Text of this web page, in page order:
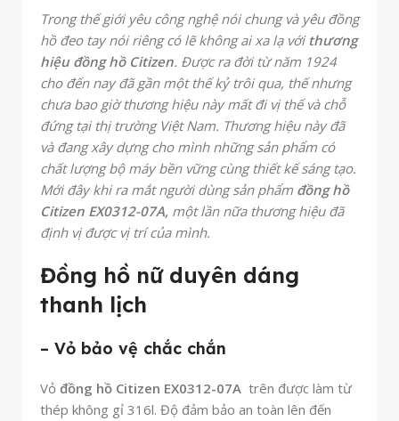
Trong thế giới yêu công nghệ nói chung và yêu đồng
hồ đeo tay nói riêng có lẽ không ai xa lạ với thương
hiệu đồng hồ Citizen. Được ra đời từ năm 1924
cho đến nay đã gần một thế kỷ trôi qua, thế nhưng
chưa bao giờ thương hiệu này mất đi vị thế và chỗ
đứng tại thị trường Việt Nam. Thương hiệu này đã
và đang xây dựng cho mình những sản phẩm có
chất lượng bộ máy bền vững cùng thiết kế sáng tạo.
Mới đây khi ra mắt người dùng sản phẩm đồng hồ
Citizen EX0312-07A, một lần nữa thương hiệu đã
định vị được vị trí của mình.
Đồng hồ nữ duyên dáng
thanh lịch
– Vỏ bảo vệ chắc chắn
Vỏ đồng hồ Citizen EX0312-07A trên được làm từ
thép không gỉ 316l. Độ đảm bảo an toàn lên đến